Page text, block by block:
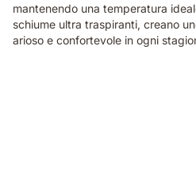
mantenendo una temperatura
schiume ultra traspiranti, creano
arioso e confortevole in ogni